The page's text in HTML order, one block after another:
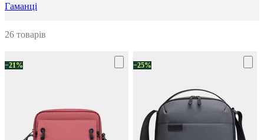
Гаманці
26 товарів
−21% −25%